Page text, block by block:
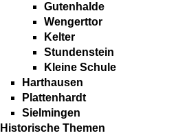
Gutenhalde
Wengerttor
Kelter
Stundenstein
Kleine Schule
Harthausen
Plattenhardt
Sielmingen
Historische Themen